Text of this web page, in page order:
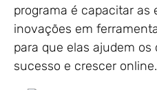
programa é capacitar as
inovações em
para que elas ajudem
sucesso e crescer online.